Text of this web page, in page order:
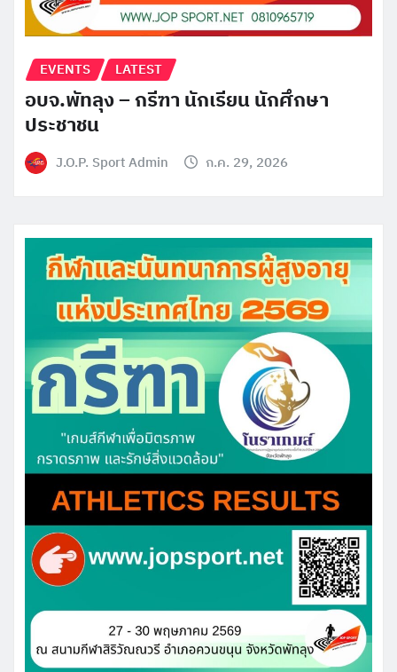
EVENTS LATEST
อบจ.พัทลุง – กรีฑา นักเรียน นักศึกษา
ประชาชน
J.O.P. Sport Admin ก.ค. 29, 2026